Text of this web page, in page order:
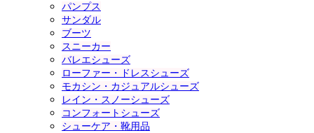
パンプス
サンダル
ブーツ
スニーカー
バレエシューズ
ローファー・ドレスシューズ
モカシン・カジュアルシューズ
レイン・スノーシューズ
コンフォートシューズ
シューケア・靴用品